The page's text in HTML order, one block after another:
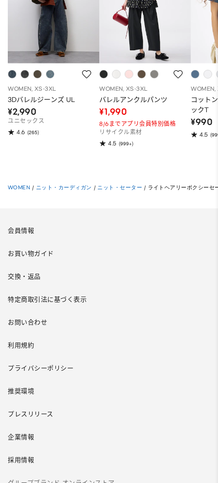
WOMEN, XS-3XL
3Dバレルジーンズ UL
¥2,990
ユニセックス
4.6 (265)
WOMEN, XS-3XL
バレルアンクルパンツ
¥1,990
8/6までアプリ会員特別価格
リサイクル素材
4.5 (999+)
WOMEN,
コット
ックT
¥990
4.5
WOMEN / ニット・カーディガン / ニット・セーター / ライトヘアリーボクシーセ
会員情報
お買い物ガイド
交換・返品
特定商取引法に基づく表示
お問い合わせ
利用規約
プライバシーポリシー
推奨環境
プレスリリース
企業情報
採用情報